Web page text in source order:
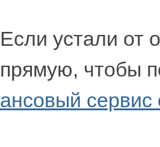
Если устали от
прямую, чтобы
ансовый сервис